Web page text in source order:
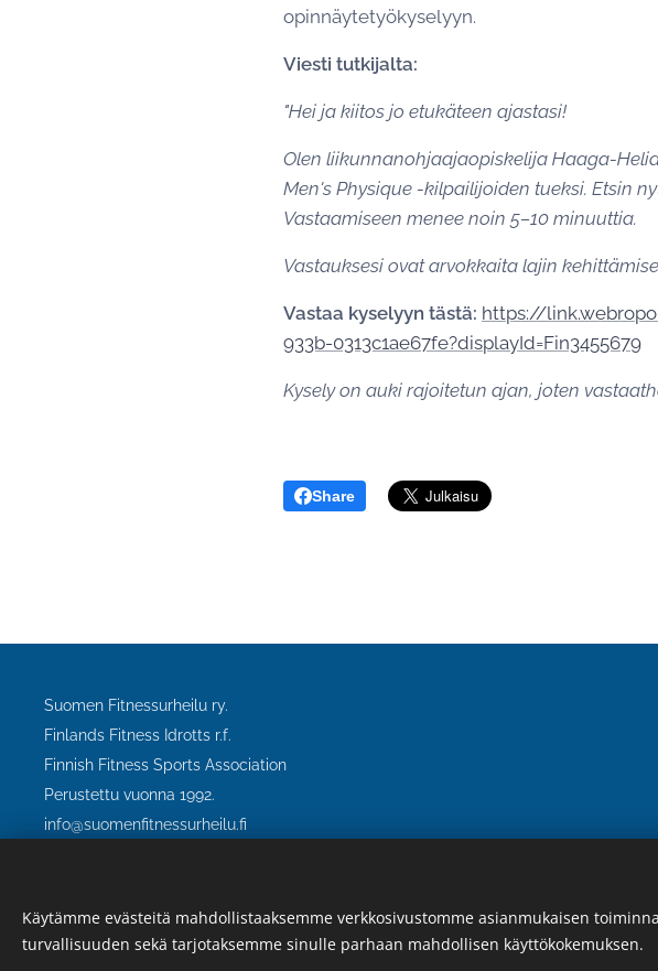
opinnäytetyökyselyyn.
Viesti tutkijalta:
"Hei ja kiitos jo etukäteen ajastasi!
Olen liikunnanohjaajaopiskelija Haaga-
Men's Physique -kilpailijoiden tueksi. Etsin
Vastaamiseen menee noin 5–10 minuuttia.
Vastauksesi ovat arvokkaita lajin
Vastaa kyselyyn tästä: https://
933b-0313c1ae67fe?displayId=Fin3455679
Kysely on auki rajoitetun ajan, joten
Share
Suomen Fitnessurheilu ry.
Finlands Fitness Idrotts r.f.
Finnish Fitness Sports Association
Perustettu vuonna 1992.
info@suomenfitnessurheilu.fi
Käytämme evästeitä mahdollistaaksemme verkkosivustomme asianmukaisen
turvallisuuden sekä tarjotaksemme sinulle parhaan mahdollisen käyttökokemuksen.